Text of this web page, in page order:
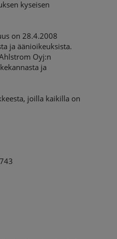
kyseisen
on 28.4.2008
ja äänioikeuksista.
Oyj:n
ja
joilla kaikilla on